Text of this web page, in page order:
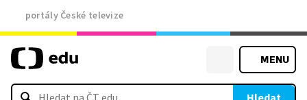
portály České televize
MENU
Hledat